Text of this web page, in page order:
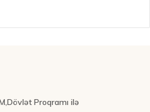
Proqramı ilə